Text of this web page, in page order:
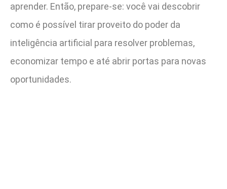
aprender. Então, prepare-se: você vai descobrir
como é possível tirar proveito do poder da
inteligência artificial para resolver problemas,
economizar tempo e até abrir portas para novas
oportunidades.